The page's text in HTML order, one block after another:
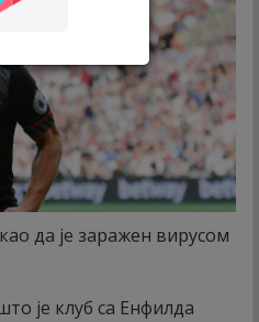
да је заражен вирусом
је клуб са Енфилда